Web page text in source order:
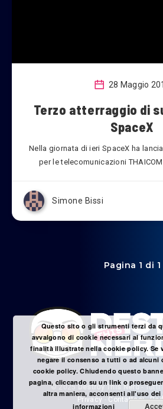
28 Maggio
Terzo atterraggio di
SpaceX
Nella giornata di ieri SpaceX ha
per le telecomunicazioni
Simone Bissi
Pagina 1 di 1
© 2025Destroy This Nerd- Tutti
Privacy
Contattaci-
Questo sito o gli strumenti terzi da
avvalgono di cookie necessari al
finalità illustrate nella cookie policy. Se
negare il consenso a tutti o ad alcuni
cookie policy. Chiudendo questo
pagina, cliccando su un link o
altra maniera, acconsenti all'uso
informazioni